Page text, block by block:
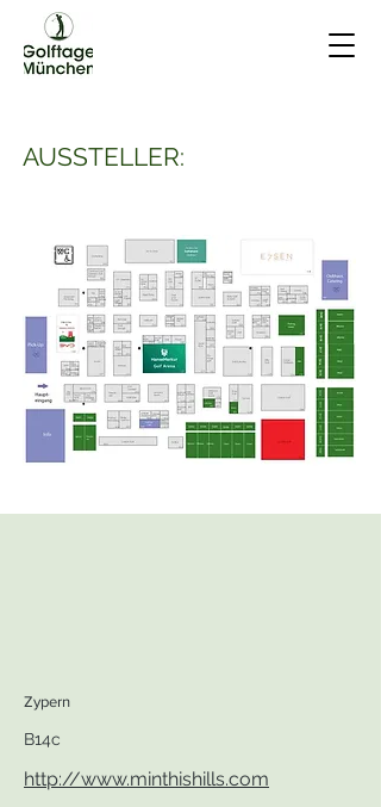
AUSSTELLER:
Zypern
B14c
http://www.minthishills.com